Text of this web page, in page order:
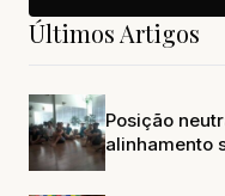
Últimos Artigos
Posição
alinhamento